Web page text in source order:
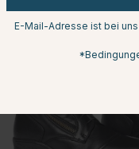
E-Mail-Adresse ist bei